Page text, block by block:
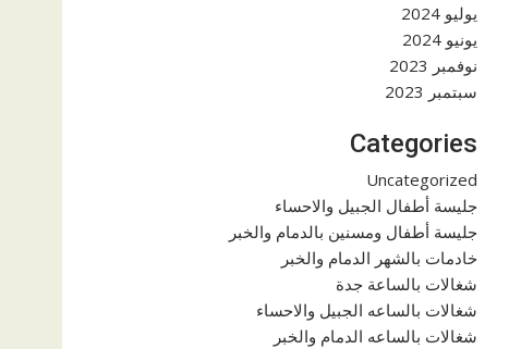
يوليو 2024
يونيو 2024
نوفمبر 2023
سبتمبر 2023
Categories
Uncategorized
جليسة أطفال الجبيل والاحساء
جليسة أطفال ومسنين بالدمام والخبر
خادمات بالشهر الدمام والخبر
شغالات بالساعة جدة
شغالات بالساعه الجبيل والاحساء
شغالات بالساعه الدمام والخبر